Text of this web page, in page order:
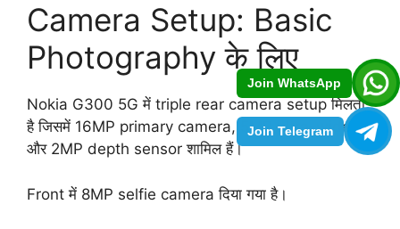
Join WhatsApp
Join Telegram
Camera Setup: Basic
Photography के लिए
Nokia G300 5G में triple rear camera setup मिलता
है जिसमें 16MP primary camera, 5MP ultra-wide
और 2MP depth sensor शामिल हैं।
Front में 8MP selfie camera दिया गया है।